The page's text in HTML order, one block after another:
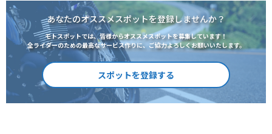
あなたのオススメスポットを登録しませんか？
モトスポットでは、皆様からオススメスポットを募集しています！
全ライダーのための最高なサービス作りに、ご協力よろしくお願いいたします。
スポットを登録する